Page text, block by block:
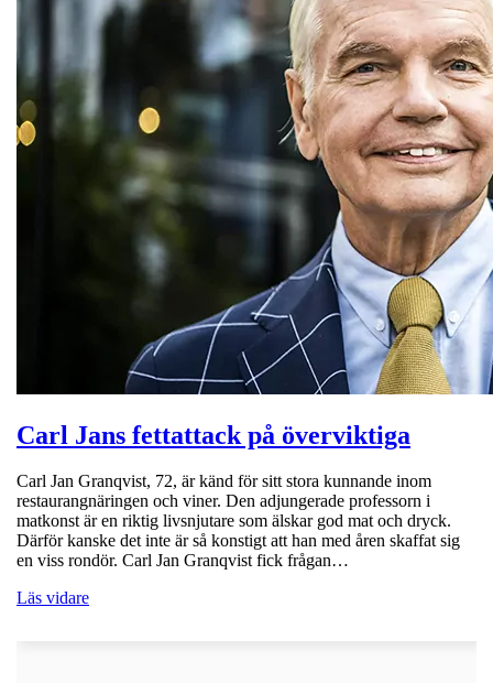
Carl Jans fettattack på överviktiga
Carl Jan Granqvist, 72, är känd för sitt stora kunnande inom
restaurangnäringen och viner. Den adjungerade professorn i
matkonst är en riktig livsnjutare som älskar god mat och dryck.
Därför kanske det inte är så konstigt att han med åren skaffat sig
en viss rondör. Carl Jan Granqvist fick frågan…
Läs vidare